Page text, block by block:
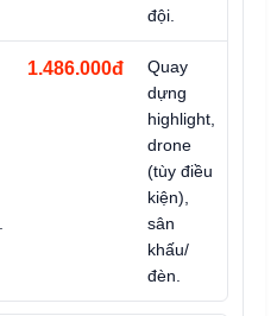
đội.
1.486.000đ
Quay
dựng
highlight,
drone
(tùy điều
kiện),
sân
khấu/
đèn.